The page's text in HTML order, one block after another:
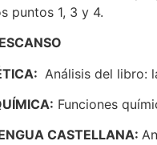
puntos 1, 3 y 4.
Análisis del libro:
Funciones
CASTELLANA: